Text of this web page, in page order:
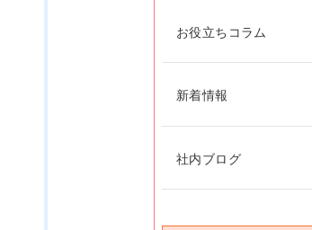
お役立ちコラム
新着情報
社内ブログ